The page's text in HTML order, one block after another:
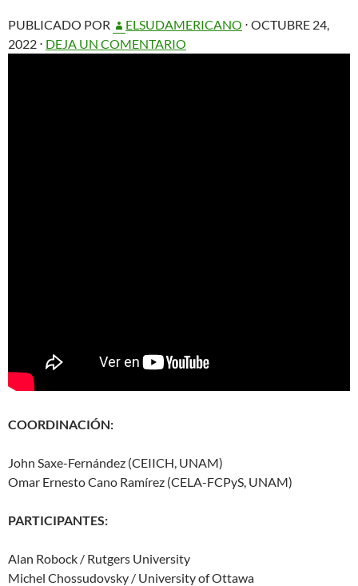
PUBLICADO POR ELSUDAMERICANO ⋅ OCTUBRE 24,
2022 ⋅ DEJA UN COMENTARIO
COORDINACIÓN:
John Saxe-Fernández (CEIICH, UNAM)
Omar Ernesto Cano Ramírez (CELA-FCPyS, UNAM)
PARTICIPANTES:
Alan Robock / Rutgers University
Michel Chossudovsky / University of Ottawa